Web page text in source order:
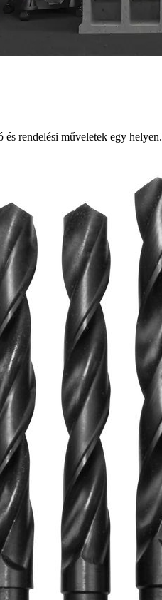
rendelési műveletek egy helyen.